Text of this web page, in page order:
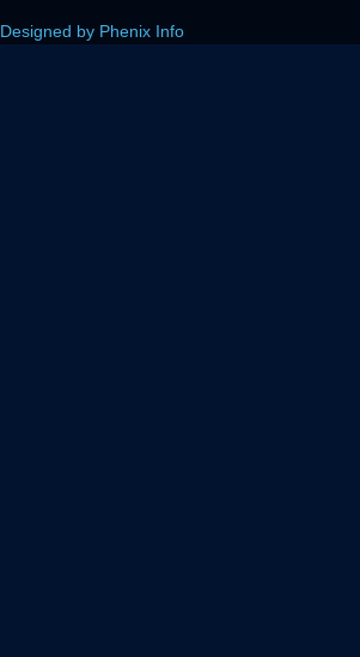
Designed by Phenix Info